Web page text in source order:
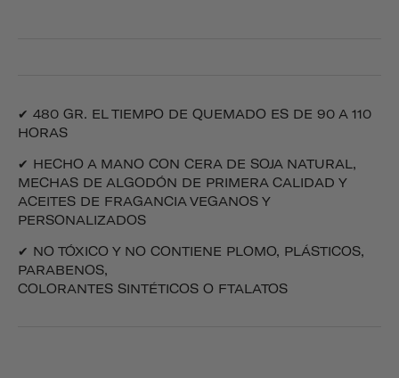
✔ 480 GR. EL TIEMPO DE QUEMADO ES DE 90 A 110
HORAS
✔ HECHO A MANO CON CERA DE SOJA NATURAL,
MECHAS DE ALGODÓN DE PRIMERA CALIDAD Y
ACEITES DE FRAGANCIA VEGANOS Y
PERSONALIZADOS
✔ NO TÓXICO Y NO CONTIENE PLOMO, PLÁSTICOS,
PARABENOS,
COLORANTES SINTÉTICOS O FTALATOS